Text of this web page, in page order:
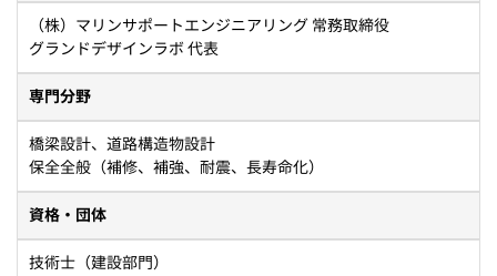
（株）マリンサポートエンジニアリング 常務取締役
グランドデザインラボ 代表
専門分野
橋梁設計、道路構造物設計
保全全般（補修、補強、耐震、長寿命化）
資格・団体
技術士（建設部門）